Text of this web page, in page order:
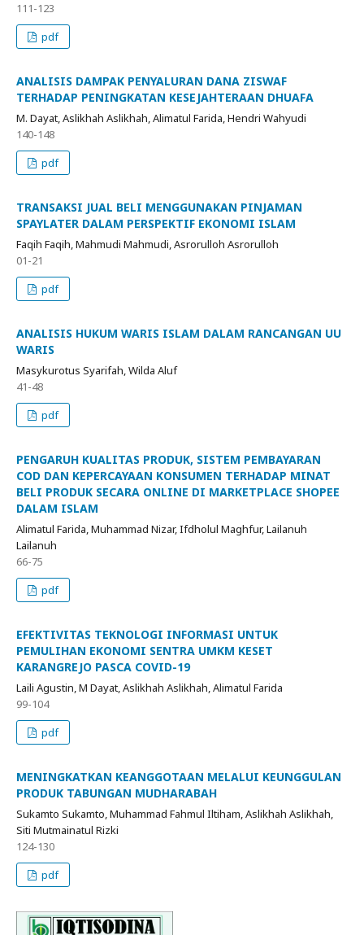
111-123
pdf
ANALISIS DAMPAK PENYALURAN DANA ZISWAF
TERHADAP PENINGKATAN KESEJAHTERAAN DHUAFA
M. Dayat, Aslikhah Aslikhah, Alimatul Farida, Hendri Wahyudi
140-148
pdf
TRANSAKSI JUAL BELI MENGGUNAKAN PINJAMAN
SPAYLATER DALAM PERSPEKTIF EKONOMI ISLAM
Faqih Faqih, Mahmudi Mahmudi, Asrorulloh Asrorulloh
01-21
pdf
ANALISIS HUKUM WARIS ISLAM DALAM RANCANGAN UU
WARIS
Masykurotus Syarifah, Wilda Aluf
41-48
pdf
PENGARUH KUALITAS PRODUK, SISTEM PEMBAYARAN
COD DAN KEPERCAYAAN KONSUMEN TERHADAP MINAT
BELI PRODUK SECARA ONLINE DI MARKETPLACE SHOPEE
DALAM ISLAM
Alimatul Farida, Muhammad Nizar, Ifdholul Maghfur, Lailanuh
Lailanuh
66-75
pdf
EFEKTIVITAS TEKNOLOGI INFORMASI UNTUK
PEMULIHAN EKONOMI SENTRA UMKM KESET
KARANGREJO PASCA COVID-19
Laili Agustin, M Dayat, Aslikhah Aslikhah, Alimatul Farida
99-104
pdf
MENINGKATKAN KEANGGOTAAN MELALUI KEUNGGULAN
PRODUK TABUNGAN MUDHARABAH
Sukamto Sukamto, Muhammad Fahmul Iltiham, Aslikhah Aslikhah,
Siti Mutmainatul Rizki
124-130
pdf